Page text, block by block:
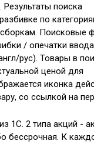
Результаты поиска
по
Поисковые
/ опечатки
рус). Товары в
ценой для
иконка
со ссылкой на
1С. 2 типа акций -
бессрочная. К